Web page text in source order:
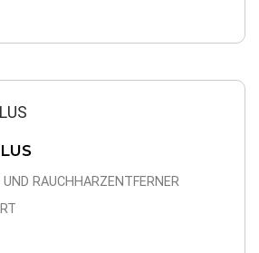
UND RAUCHHARZENTFERNER